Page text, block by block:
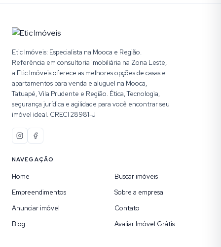
Etic Imóveis: Especialista na Mooca e Região.
Referência em consultoria imobiliária na Zona Leste,
a Etic Imóveis oferece as melhores opções de casas e
apartamentos para venda e aluguel na Mooca,
Tatuapé, Vila Prudente e Região. Ética, Tecnologia,
segurança jurídica e agilidade para você encontrar seu
imóvel ideal. CRECI 28981-J
NAVEGAÇÃO
Home
Buscar imóveis
Empreendimentos
Sobre a empresa
Anunciar imóvel
Contato
Blog
Avaliar Imóvel Grátis